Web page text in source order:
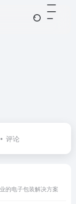
评论
的电子包装解决方案